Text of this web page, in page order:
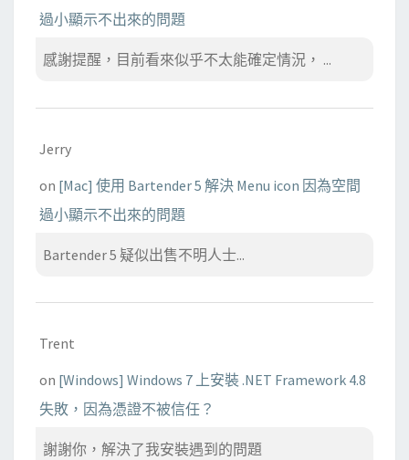
過小顯示不出來的問題
感謝提醒，目前看來似乎不太能確定情況， ...
Jerry
on [Mac] 使用 Bartender 5 解決 Menu icon 因為空間
過小顯示不出來的問題
Bartender 5 疑似出售不明人士...
Trent
on [Windows] Windows 7 上安裝 .NET Framework 4.8
失敗，因為憑證不被信任？
謝謝你，解決了我安裝遇到的問題